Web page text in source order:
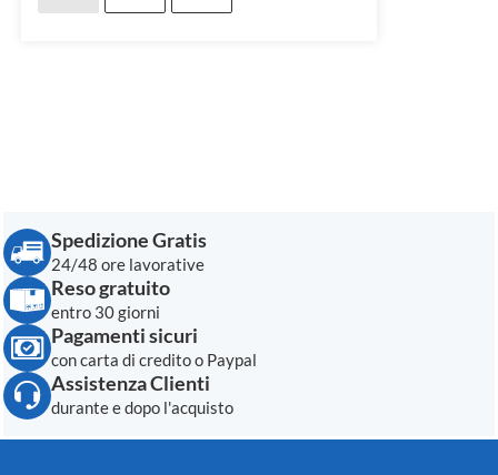
Spedizione Gratis
24/48 ore lavorative
Reso gratuito
entro 30 giorni
Pagamenti sicuri
con carta di credito o Paypal
Assistenza Clienti
durante e dopo l'acquisto